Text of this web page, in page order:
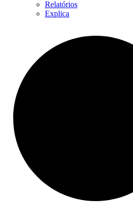
Relatórios
Explica